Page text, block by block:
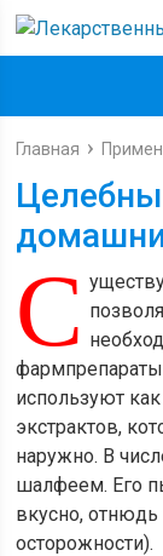
Главная
С
используют
экстрактов,
наружно. В
шалфеем. Его
вкусно,
осторожности).